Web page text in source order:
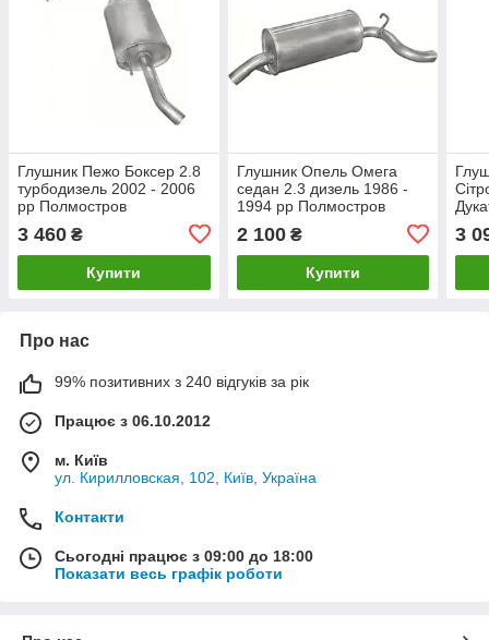
Глушник Пежо Боксер 2.8
турбодизель 2002 - 2006
рр Полмостров
3 460 ₴
Купити
Глушник Опель Омега
седан 2.3 дизель 1986 -
1994 рр Полмостров
2 100₴
Купити
3
Про нас
99% позитивних з 240 відгуків за рік
Працює з 06.10.2012
м. Київ
ул. Кирилловская, 102, Київ, Україна
Контакти
Сьогодні працює з 09:00 до 18:00
Показати весь графік роботи